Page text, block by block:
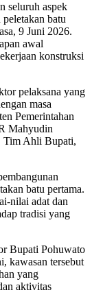
seluruh aspek
batu
9 Juni 2026.
awal
konstruksi
pelaksana yang
masa
Pemerintahan
Mahyudin
Tim Ahli Bupati,
batu pertama.
nilai adat dan
tradisi yang
Bupati Pohuwato
kawasan tersebut
yang
aktivitas